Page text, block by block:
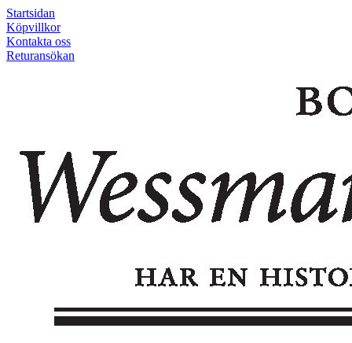
Startsidan
Köpvillkor
Kontakta oss
Returansökan